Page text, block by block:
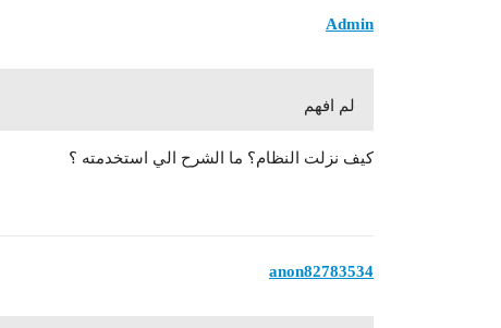
Admin
لم افهم
كيف نزلت النظام؟ ما الشرح الي استخدمته ؟
anon82783534